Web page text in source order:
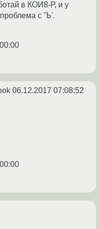
в КОИ8-Р, и у
с 'Ъ'.
06.12.2017 07:08:52